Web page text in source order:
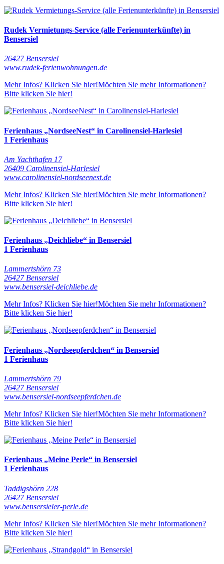
Rudek Vermietungs-Service (alle Ferienunterkünfte) in
Bensersiel
26427 Bensersiel
www.rudek-ferienwohnungen.de
Mehr Infos? Klicken Sie hier!Möchten Sie mehr Informationen?
Bitte klicken Sie hier!
Ferienhaus „NordseeNest“ in Carolinensiel-Harlesiel
1 Ferienhaus
Am Yachthafen 17
26409 Carolinensiel-Harlesiel
www.carolinensiel-nordseenest.de
Mehr Infos? Klicken Sie hier!Möchten Sie mehr Informationen?
Bitte klicken Sie hier!
Ferienhaus „Deichliebe“ in Bensersiel
1 Ferienhaus
Lammertshörn 73
26427 Bensersiel
www.bensersiel-deichliebe.de
Mehr Infos? Klicken Sie hier!Möchten Sie mehr Informationen?
Bitte klicken Sie hier!
Ferienhaus „Nordseepferdchen“ in Bensersiel
1 Ferienhaus
Lammertshörn 79
26427 Bensersiel
www.bensersiel-nordseepferdchen.de
Mehr Infos? Klicken Sie hier!Möchten Sie mehr Informationen?
Bitte klicken Sie hier!
Ferienhaus „Meine Perle“ in Bensersiel
1 Ferienhaus
Taddigshörn 228
26427 Bensersiel
www.bensersieler-perle.de
Mehr Infos? Klicken Sie hier!Möchten Sie mehr Informationen?
Bitte klicken Sie hier!